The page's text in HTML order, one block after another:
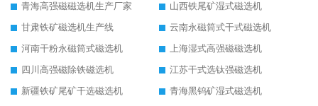
青海高强磁磁选机生产厂家
山西铁尾矿湿式磁选机
甘肃铁矿磁选机生产线
云南永磁筒式干式磁选机
河南干粉永磁筒式磁选机
上海湿式高强磁磁选机
四川高强磁除铁磁选机
江苏干式选钛强磁选机
新疆铁矿尾矿干选磁选机
青海黑钨矿湿式磁选机